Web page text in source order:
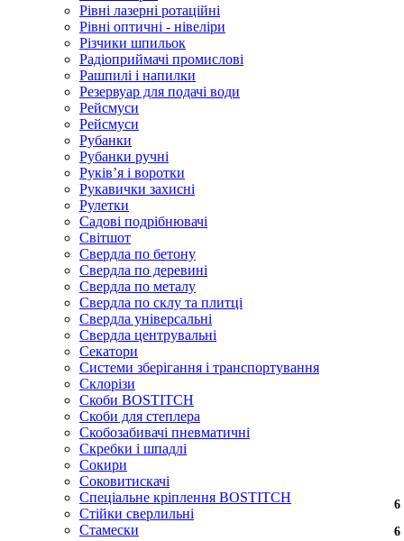
Рівні лазерні ротаційні
Рівні оптичні - нівеліри
Різчики шпильок
Радіоприймачі промислові
Рашпилі і напилки
Резервуар для подачі води
Рейсмуси
Рейсмуси
Рубанки
Рубанки ручні
Руківʼя і воротки
Рукавички захисні
Рулетки
Садові подрібнювачі
Світшот
Свердла по бетону
Свердла по деревині
Свердла по металу
Свердла по склу та плитці
Свердла універсальні
Свердла центрувальні
Секатори
Системи зберігання і транспортування
Склорізи
Скоби BOSTITCH
Скоби для степлера
Скобозабивачі пневматичні
Скребки і шпадлі
Сокири
Соковитискачі
Спеціальне кріплення BOSTITCH
Стійки сверлильні
Стамески
6
6
6
6
6
6
6
6
6
6
6
6
6
6
6
6
6
6
6
6
6
6
6
6
6
6
6
6
6
6
6
6
6
6
6
6
6
6
6
6